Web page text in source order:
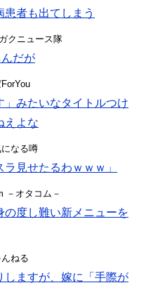
者も出てしまう
クニュース隊
だが
」みたいなタイトルつけ
えよな
なる噂
見せたるわｗｗｗ」
－オタコム－
の度し難い新メニューを
ねる
しますが、嫁に「手際が